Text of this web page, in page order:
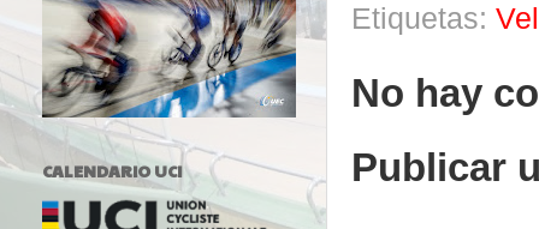
Etiquetas:
No hay
Publicar
CALENDARIO UCI